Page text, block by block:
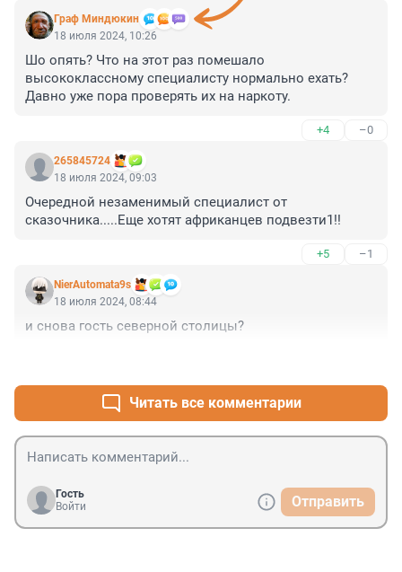
Граф Миндюкин
18 июля 2024, 10:26
Шо опять? Что на этот раз помешало
высококлассному специалисту нормально ехать?
Давно уже пора проверять их на наркоту.
+4 –0
265845724
18 июля 2024, 09:03
Очередной незаменимый специалист от
сказочника.....Еще хотят африканцев подвезти1!!
+5 –1
NierAutomata9s
18 июля 2024, 08:44
и снова гость северной столицы?
Читать все комментарии
Гость
Войти
Отправить